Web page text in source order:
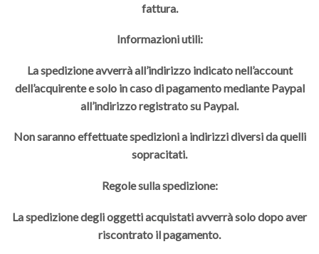
fattura.
Informazioni utili:
La spedizione avverrà all’indirizzo indicato nell’account
dell’acquirente e solo in caso di pagamento mediante Paypal
all’indirizzo registrato su Paypal.
Non saranno effettuate spedizioni a indirizzi diversi da quelli
sopracitati.
Regole sulla spedizione:
La spedizione degli oggetti acquistati avverrà solo dopo aver
riscontrato il pagamento.